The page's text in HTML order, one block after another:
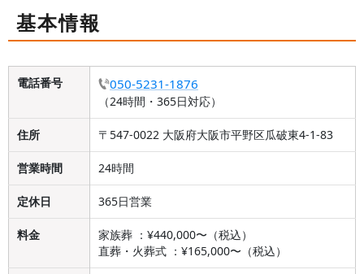
基本情報
電話番号 050-5231-1876
（24時間・365日対応）
住所 〒547-0022 大阪府大阪市平野区瓜破東4-1-83
営業時間 24時間
定休日 365日営業
料金
家族葬 ：¥440,000〜（税込）
直葬・火葬式 ：¥165,000〜（税込）